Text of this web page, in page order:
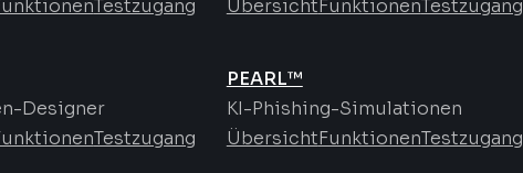
Testzugang
ÜbersichtFunktionenTestzugang
Designer
Testzugang
PEARL™
KI-Phishing-Simulationen
ÜbersichtFunktionenTestzugang